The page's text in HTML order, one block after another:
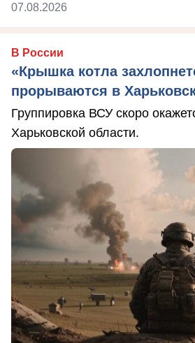
07.08.2026
В России
«Крышка котла
прорываются в
Группировка ВСУ скоро
Харьковской области.